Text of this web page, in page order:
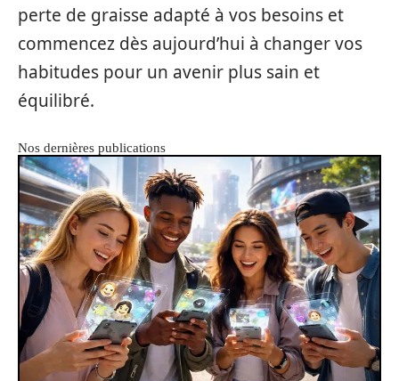
perte de graisse adapté à vos besoins et
commencez dès aujourd’hui à changer vos
habitudes pour un avenir plus sain et
équilibré.
Nos dernières publications